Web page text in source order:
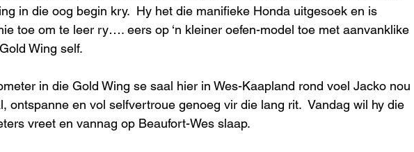
in die oog begin kry.  Hy het die manifieke Honda uitgesoek en is
toe om te leer ry…. eers op ‘n kleiner oefen-model toe met aanvanklike
Wing self.
in die Gold Wing se saal hier in Wes-Kaapland rond voel Jacko nou
ontspanne en vol selfvertroue genoeg vir die lang rit.  Vandag wil hy die
vreet en vannag op Beaufort-Wes slaap.